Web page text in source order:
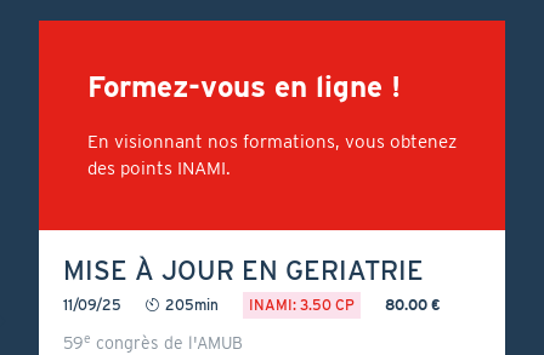
Formez-vous en ligne !
En visionnant nos formations, vous obtenez
des points INAMI.
MISE À JOUR EN GERIATRIE
11/09/25 205min INAMI: 3.50 CP 80.00 €
59e congrès de l'AMUB